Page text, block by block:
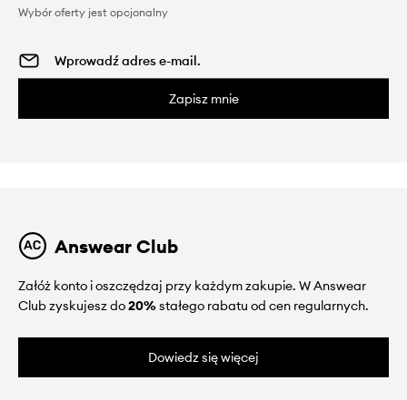
Wybór oferty jest opcjonalny
Zapisz mnie
Answear Club
Załóż konto i oszczędzaj przy każdym zakupie. W Answear
Club zyskujesz do20%stałego rabatu od cen regularnych.
Dowiedz się więcej